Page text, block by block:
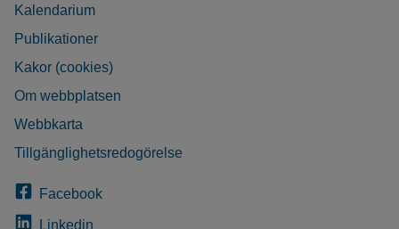
Kalendarium
Publikationer
Kakor (cookies)
Om webbplatsen
Webbkarta
Tillgänglighetsredogörelse
Facebook
Linkedin